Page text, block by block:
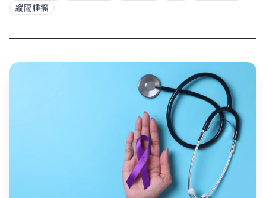
縱隔腫瘤